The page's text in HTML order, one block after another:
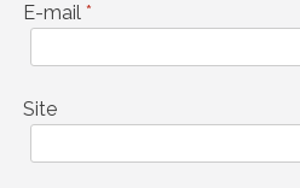
E-mail *
Site